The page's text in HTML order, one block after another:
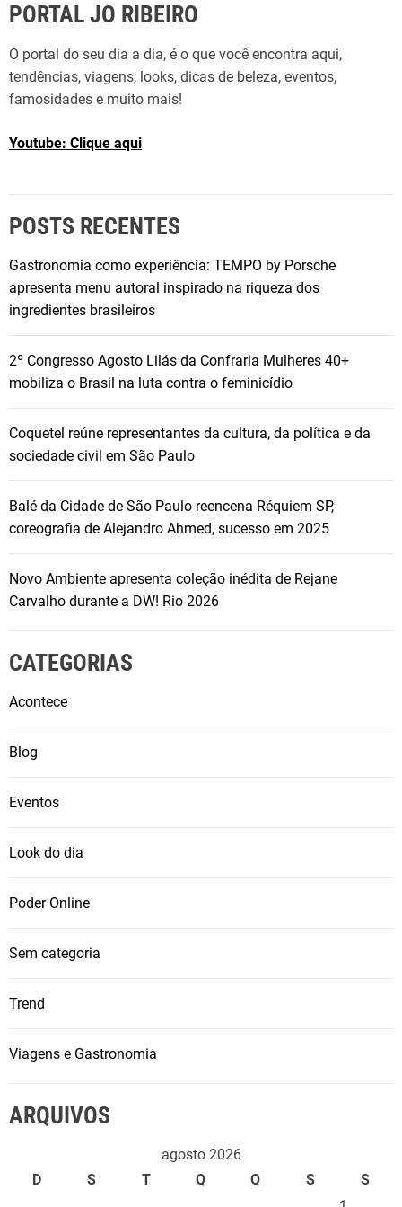
PORTAL JO RIBEIRO
O portal do seu dia a dia, é o que você encontra aqui,
tendências, viagens, looks, dicas de beleza, eventos,
famosidades e muito mais!
Youtube: Clique aqui
POSTS RECENTES
Gastronomia como experiência: TEMPO by Porsche
apresenta menu autoral inspirado na riqueza dos
ingredientes brasileiros
2º Congresso Agosto Lilás da Confraria Mulheres 40+
mobiliza o Brasil na luta contra o feminicídio
Coquetel reúne representantes da cultura, da política e da
sociedade civil em São Paulo
Balé da Cidade de São Paulo reencena Réquiem SP,
coreografia de Alejandro Ahmed, sucesso em 2025
Novo Ambiente apresenta coleção inédita de Rejane
Carvalho durante a DW! Rio 2026
CATEGORIAS
Acontece
Blog
Eventos
Look do dia
Poder Online
Sem categoria
Trend
Viagens e Gastronomia
ARQUIVOS
agosto 2026
D
S T Q Q S
S